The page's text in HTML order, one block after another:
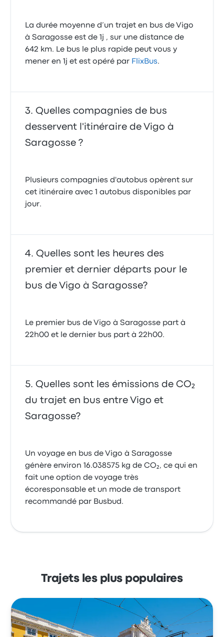
La durée moyenne d’un trajet en bus de Vigo
à Saragosse est de 1j , sur une distance de
642 km. Le bus le plus rapide peut vous y
mener en 1j et est opéré par FlixBus.
Quelles compagnies de bus
desservent l'itinéraire de Vigo à
Saragosse ?
Plusieurs compagnies d'autobus opèrent sur
cet itinéraire avec 1 autobus disponibles par
jour.
Quelles sont les heures des
premier et dernier départs pour le
bus de Vigo à Saragosse?
Le premier bus de Vigo à Saragosse part à
22h00 et le dernier bus part à 22h00.
Quelles sont les émissions de CO₂
du trajet en bus entre Vigo et
Saragosse?
Un voyage en bus de Vigo à Saragosse
génère environ 16.038575 kg de CO₂, ce qui en
fait une option de voyage très
écoresponsable et un mode de transport
recommandé par Busbud.
Trajets les plus populaires